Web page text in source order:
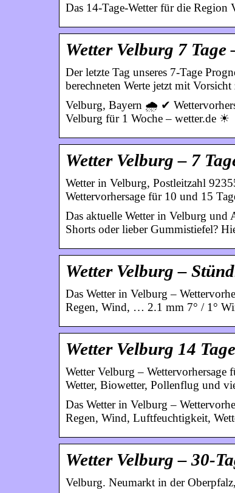
Das 14-Tage-Wetter für die Region
Wetter Velburg 7 Tage
Der letzte Tag unseres 7-Tage
berechneten Werte jetzt mit
Velburg, Bayern 🌧️ ✔
Velburg für 1 Woche – wetter.de ☀
Wetter Velburg – 7
Wetter in Velburg, Postleitzahl
Wettervorhersage für 10 und 15
Das aktuelle Wetter in Velburg und
Shorts oder lieber Gummistiefel?
Wetter Velburg –
Das Wetter in Velburg –
Regen, Wind, … 2.1 mm 7° / 1°
Wetter Velburg 14
Wetter Velburg –
Wetter, Biowetter, Pollenflug und
Das Wetter in Velburg –
Regen, Wind, Luftfeuchtigkeit,
Wetter Velburg – 30-
Velburg. Neumarkt in der